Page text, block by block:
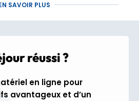
Arc 1600 incarne une
où chaque bâtiment s’intègre
pensés pour le bien-être
reflète un véritable art
SAVOIR PLUS
réussi ?
en ligne pour
avantageux et d’un